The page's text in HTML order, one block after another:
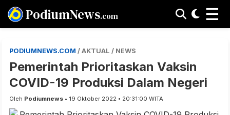
PodiumNews.com ☰
PODIUMNEWS.COM / AKTUAL / NEWS
Pemerintah Prioritaskan Vaksin
COVID-19 Produksi Dalam Negeri
Oleh Podiumnews • 19 Oktober 2022 • 20:31:00 WITA